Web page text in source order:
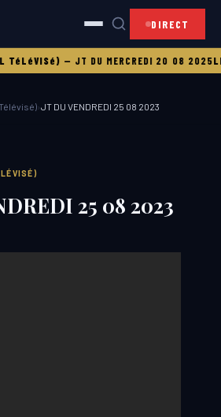
DIRECT
—JT DU MERCREDI 20 08 2025LE
›JT DU VENDREDI 25 08 2023
25 08 2023